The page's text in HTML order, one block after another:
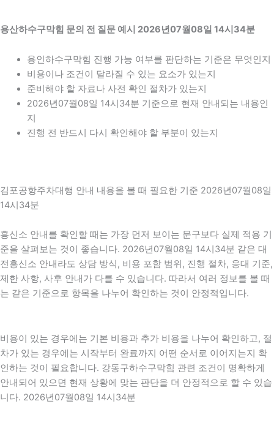
용산하수구막힘 문의 전 질문 예시 2026년07월08일 14시34분
용인하수구막힘 진행 가능 여부를 판단하는 기준은 무엇인지
비용이나 조건이 달라질 수 있는 요소가 있는지
준비해야 할 자료나 사전 확인 절차가 있는지
2026년07월08일 14시34분 기준으로 현재 안내되는 내용인
지
진행 전 반드시 다시 확인해야 할 부분이 있는지
김포공항주차대행 안내 내용을 볼 때 필요한 기준 2026년07월08일
14시34분
흥신소 안내를 확인할 때는 가장 먼저 보이는 문구보다 실제 적용 기
준을 살펴보는 것이 좋습니다. 2026년07월08일 14시34분 같은 대
전흥신소 안내라도 상담 방식, 비용 포함 범위, 진행 절차, 응대 기준,
제한 사항, 사후 안내가 다를 수 있습니다. 따라서 여러 정보를 볼 때
는 같은 기준으로 항목을 나누어 확인하는 것이 안정적입니다.
비용이 있는 경우에는 기본 비용과 추가 비용을 나누어 확인하고, 절
차가 있는 경우에는 시작부터 완료까지 어떤 순서로 이어지는지 확
인하는 것이 필요합니다. 강동구하수구막힘 관련 조건이 명확하게
안내되어 있으면 현재 상황에 맞는 판단을 더 안정적으로 할 수 있습
니다. 2026년07월08일 14시34분